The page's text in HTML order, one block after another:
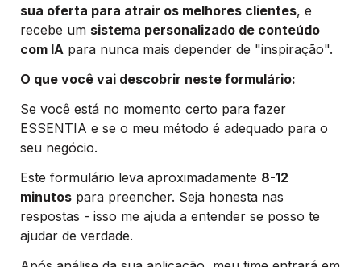
sua oferta para atrair os melhores clientes, e
recebe um sistema personalizado de conteúdo
com IA para nunca mais depender de "inspiração".
O que você vai descobrir neste formulário:
Se você está no momento certo para fazer
ESSENTIA e se o meu método é adequado para o
seu negócio.
Este formulário leva aproximadamente 8-12
minutos para preencher. Seja honesta nas
respostas - isso me ajuda a entender se posso te
ajudar de verdade.